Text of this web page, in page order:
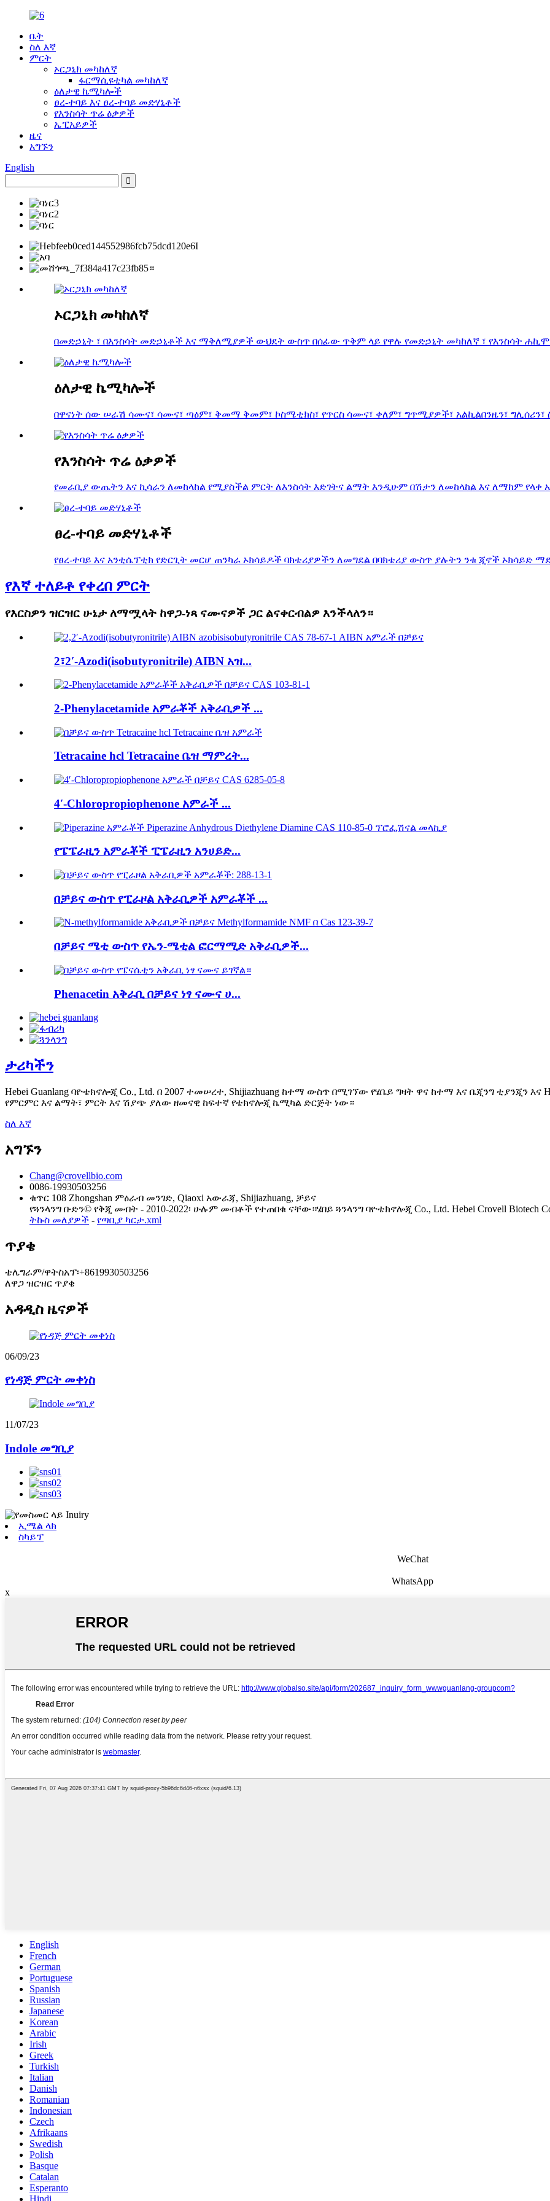
ቤት
ስለ እኛ
ምርት
ኦርጋኒክ መካከለኛ
ፋርማሲዩቲካል መካከለኛ
ዕለታዊ ኬሚካሎች
ፀረ-ተባይ እና ፀረ-ተባይ መድሃኒቶች
የእንስሳት ጥሬ ዕቃዎች
ኤፒአይዎች
ዜና
አግኙን
English
ኦርጋኒክ መካከለኛ
በመድኃኒት ፣ በእንስሳት መድኃኒቶች እና ማቅለሚያዎች ውህደት ውስጥ በሰፊው ጥቅም ላይ የዋሉ የመድኃኒት መካከለኛ ፣ የእንስሳት
ዕለታዊ ኬሚካሎች
በዋናነት ሰው ሠራሽ ሳሙና፣ ሳሙና፣ ጣዕም፣ ቅመማ ቅመም፣ ኮስሜቲክስ፣ የጥርስ ሳሙና፣ ቀለም፣ ግጥሚያዎች፣ አልኪልበንዜን፣
የእንስሳት ጥሬ ዕቃዎች
የመራቢያ ውጤትን እና ኪሳራን ለመከላከል የሚያስችል ምርት ለእንስሳት እድገትና ልማት እንዲሁም በሽታን ለመከላከል እና ለማከም የላቀ
ፀረ-ተባይ መድሃኒቶች
የፀረ-ተባይ እና አንቲሴፕቲክ የድርጊት መርሆ ጠንካራ ኦክሳይዶች ባክቴሪያዎችን ለመግደል በባክቴሪያ ውስጥ ያሉትን ንቁ ጂኖች ኦክሳይድ
የእኛ ተለይቶ የቀረበ ምርት
የእርስዎን ዝርዝር ሁኔታ ለማሟላት ከዋጋ-ነጻ ናሙናዎች ጋር ልናቀርብልዎ እንችላለን።
2፣2′-Azodi(isobutyronitrile) AIBN አዝ...
2-Phenylacetamide አምራቾች አቅራቢዎች ...
Tetracaine hcl Tetracaine ቤዝ ማምረት...
4′-Chloropropiophenone አምራች ...
የፔፔራዚን አምራቾች ፒፔራዚን አንሀይድ...
በቻይና ውስጥ የፒራዞል አቅራቢዎች አምራቾች ...
በቻይና ሜቲ ውስጥ የኤን-ሜቲል ፎርማሚድ አቅራቢዎች...
Phenacetin አቅራቢ በቻይና ነፃ ናሙና ሀ...
ታሪካችን
Hebei Guanlang ባዮቴክኖሎጂ Co., Ltd. በ 2007 ተመሠረተ, Shijiazhuang ከተማ ውስጥ በሚገኘው የሄቤይ ግዛት ዋና ከተማ እና ቤጂንግ
የምርምር እና ልማት፣ ምርት እና ሽያጭ ያለው ዘመናዊ ከፍተኛ የቴክኖሎጂ ኬሚካል ድርጅት ነው።
ስለ እኛ
አግኙን
Chang@crovellbio.com
0086-19930503256
ቁጥር 108 Zhongshan ምዕራብ መንገድ, Qiaoxi አውራጃ, Shijiazhuang, ቻይና
የጓንላንግ ቡድን© የቅጂ መብት - 2010-2022፡ ሁሉም መብቶች የተጠበቁ ናቸው።ሄበይ ጓንላንግ ባዮቴክኖሎጂ Co., Ltd. Hebei Crovell Biotech
ትኩስ መለያዎች - የጣቢያ ካርታ.xml
ጥያቄ
ቴሌግራም/ዋትስአፕ፡+8619930503256
ለዋጋ ዝርዝር ጥያቄ
አዳዲስ ዜናዎች
06/09/23
የነዳጅ ምርት መቀነስ
11/07/23
Indole መግቢያ
ኢሜል ላክ
ስካይፕ
WeChat
WhatsApp
x
English
French
German
Portuguese
Spanish
Russian
Japanese
Korean
Arabic
Irish
Greek
Turkish
Italian
Danish
Romanian
Indonesian
Czech
Afrikaans
Swedish
Polish
Basque
Catalan
Esperanto